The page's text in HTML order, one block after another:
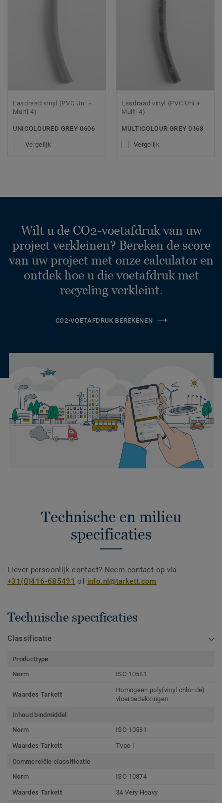
Lasdraad vinyl (PVC Uni +
Multi 4)
UNICOLOURED GREY 0606
Vergelijk
Lasdraad vinyl (PVC Uni +
Multi 4)
MULTICOLOUR GREY 0168
Vergelijk
Wilt u de CO2-voetafdruk van uw
project verkleinen? Bereken de score
van uw project met onze calculator en
ontdek hoe u die voetafdruk met
recycling verkleint.
CO2-VOETAFDRUK BEREKENEN
Technische en milieu
specificaties
Liever persoonlijk contact? Neem contact op via
+31(0)416-685491 of info.nl@tarkett.com
Technische specificaties
Classificatie
Producttype
Norm
ISO 10581
Waardes Tarkett
Homogeen poly(vinyl chloride)
vloerbedekkingen
Inhoud bindmiddel
Norm
ISO 10581
Waardes Tarkett Type I
Commerciële classificatie
Norm
ISO 10874
Waardes Tarkett 34 Very Heavy